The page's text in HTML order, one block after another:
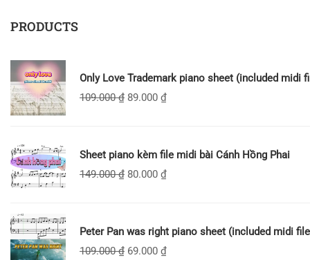
PRODUCTS
Only Love Trademark piano sheet (included midi
109.000₫ 89.000 ₫
Sheet piano kèm file midi bài Cánh Hồng Phai
149.000₫ 80.000 ₫
Peter Pan was right piano sheet (included midi
109.000₫ 69.000 ₫